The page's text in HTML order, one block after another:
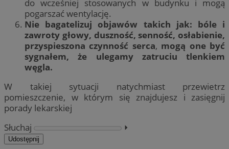
do wcześniej stosowanych w budynku i mogą
pogarszać wentylację.
Nie bagatelizuj objawów takich jak: bóle i
zawroty głowy, duszność, senność, osłabienie,
przyspieszona czynność serca, mogą one być
sygnałem, że ulegamy zatruciu tlenkiem
węgla.
W takiej sytuacji natychmiast przewietrz
pomieszczenie, w którym się znajdujesz i zasięgnij
porady lekarskiej
Słuchaj
⏵︎
Udostępnij